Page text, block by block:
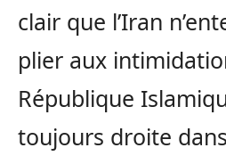
clair que l’Iran
plier aux
République
toujours droite